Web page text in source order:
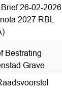
26-02-2026
2027 RBL
Bestrating
Grave